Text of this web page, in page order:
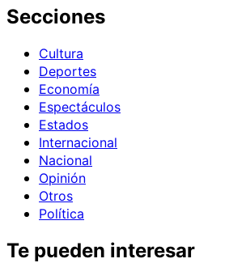
Secciones
Cultura
Deportes
Economía
Espectáculos
Estados
Internacional
Nacional
Opinión
Otros
Política
Te pueden interesar